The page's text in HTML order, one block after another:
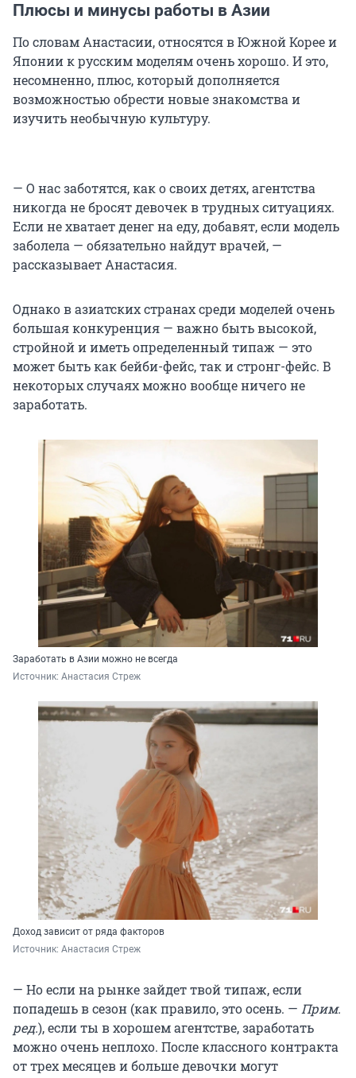
Плюсы и минусы работы в Азии
По словам Анастасии, относятся в Южной Корее и
Японии к русским моделям очень хорошо. И это,
несомненно, плюс, который дополняется
возможностью обрести новые знакомства и
изучить необычную культуру.
— О нас заботятся, как о своих детях, агентства
никогда не бросят девочек в трудных ситуациях.
Если не хватает денег на еду, добавят, если модель
заболела — обязательно найдут врачей, —
рассказывает Анастасия.
Однако в азиатских странах среди моделей очень
большая конкуренция — важно быть высокой,
стройной и иметь определенный типаж — это
может быть как бейби-фейс, так и стронг-фейс. В
некоторых случаях можно вообще ничего не
заработать.
Заработать в Азии можно не всегда
Источник: Анастасия Стреж
Доход зависит от ряда факторов
Источник: Анастасия Стреж
— Но если на рынке зайдет твой типаж, если
попадешь в сезон (как правило, это осень. — Прим.
ред.), если ты в хорошем агентстве, заработать
можно очень неплохо. После классного контракта
от трех месяцев и больше девочки могут